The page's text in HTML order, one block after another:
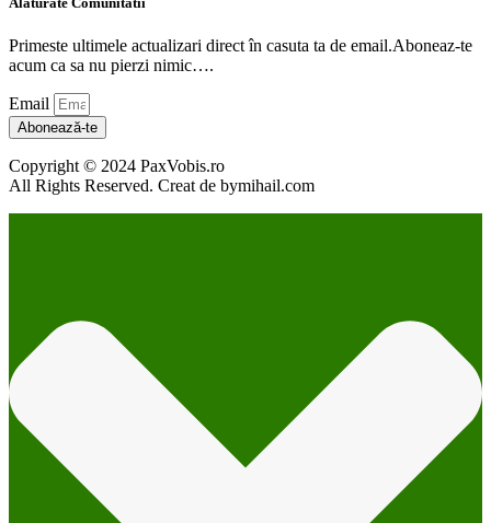
Primeste ultimele actualizari direct în casuta ta de email.Aboneaz-te
acum ca sa nu pierzi nimic….
Email
Abonează-te
Copyright © 2024 PaxVobis.ro
All Rights Reserved. Creat de bymihail.com